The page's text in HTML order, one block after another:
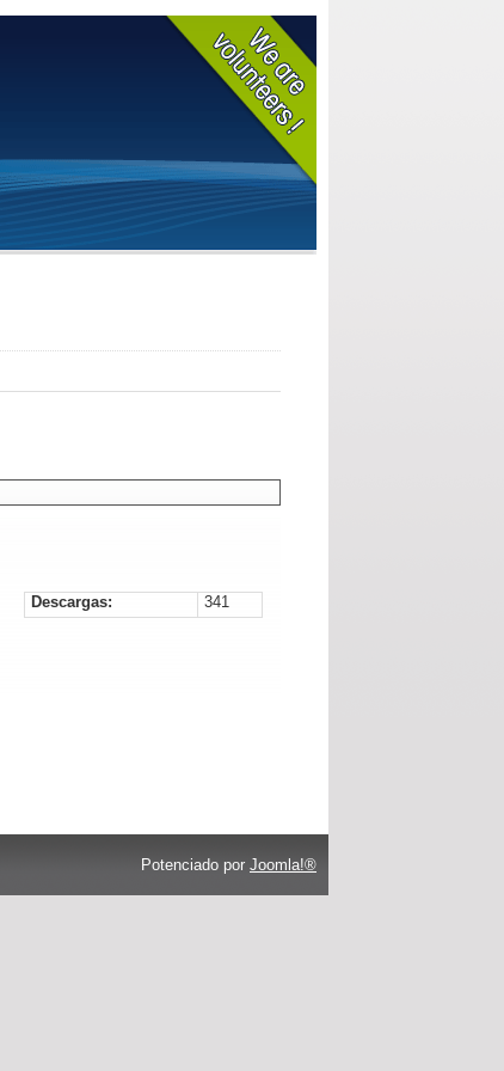
Descargas: 341
Potenciado por Joomla!®